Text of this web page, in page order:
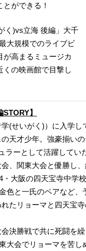
ができる！
く)vs立海 後編」大千
大規模でのライブビ
が高まるミュージカ
くの映画館で目撃し
】
(せいがく)）に入学
天才少年。強豪揃い
ラーとして活躍してい
、関東大会と優勝し
大阪の四天宝寺中学
色と一氏のペアなど
たリョーマと四天宝
決勝戦で共に死闘を
大会でリョーマを苦